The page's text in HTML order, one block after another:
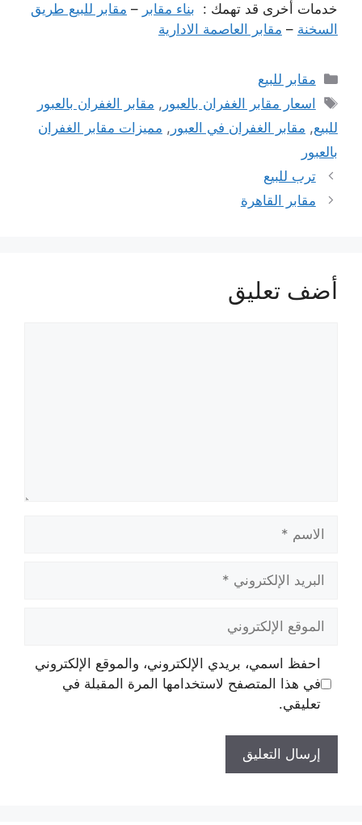
خدمات أخرى قد تهمك : بناء مقابر – مقابر للبيع طريق
السخنة – مقابر العاصمة الادارية
التصنيفات
مقابر للبيع
الوسوم
اسعار مقابر الغفران بالعبور , مقابر الغفران بالعبور
للبيع, مقابر الغفران في العبور , مميزات مقابر الغفران
بالعبور
ترب للبيع
مقابر القاهرة
أضف تعليق
الاسم
البريد
الإلكتروني
الموقع
الإلكتروني
احفظ اسمي، بريدي الإلكتروني، والموقع الإلكتروني
في هذا المتصفح لاستخدامها المرة المقبلة في
تعليقي.